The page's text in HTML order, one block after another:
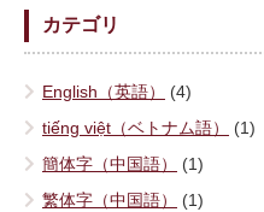
カテゴリ
English（英語）
(4)
tiếng việt（ベトナム語）
(1)
簡体字（中国語）
(1)
繁体字（中国語）
(1)